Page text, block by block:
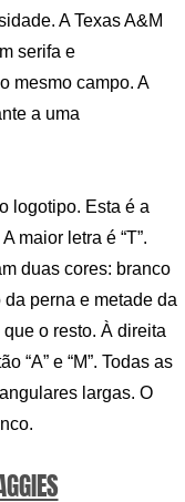
A Texas A&M
serifa e
mesmo campo. A
a uma
logotipo. Esta é a
maior letra é “T”.
duas cores: branco
perna e metade da
o resto. À direita
“A” e “M”. Todas as
largas. O